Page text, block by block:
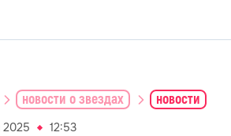
новости о звездах новости
2025 12:53